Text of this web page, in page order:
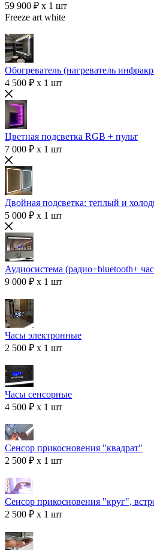
59 900 ₽ x 1 шт
Freeze art white
Обогреватель (нагреватель
4 500 ₽ x 1 шт
Цветная подсветка RGB + пульт
7 000 ₽ x 1 шт
Двойная подсветка: теплый и
5 000 ₽ x 1 шт
Аудиосистема (радио+bluetooth+
9 000 ₽ x 1 шт
Часы электронные
2 500 ₽ x 1 шт
Часы сенсорные
4 500 ₽ x 1 шт
Сенсор прикосновения "квадрат"
2 500 ₽ x 1 шт
Сенсор прикосновения "круг",
2 500 ₽ x 1 шт